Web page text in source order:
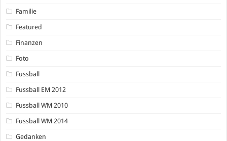
Familie
Featured
Finanzen
Foto
Fussball
Fussball EM 2012
Fussball WM 2010
Fussball WM 2014
Gedanken